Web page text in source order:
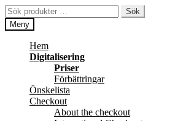
Hoppa
till
navigering
Hoppa
till
innehåll
Sök
efter:
Sök
Meny
Hem
Digitalisering
Priser
Förbättringar
Önskelista
Checkout
About the checkout